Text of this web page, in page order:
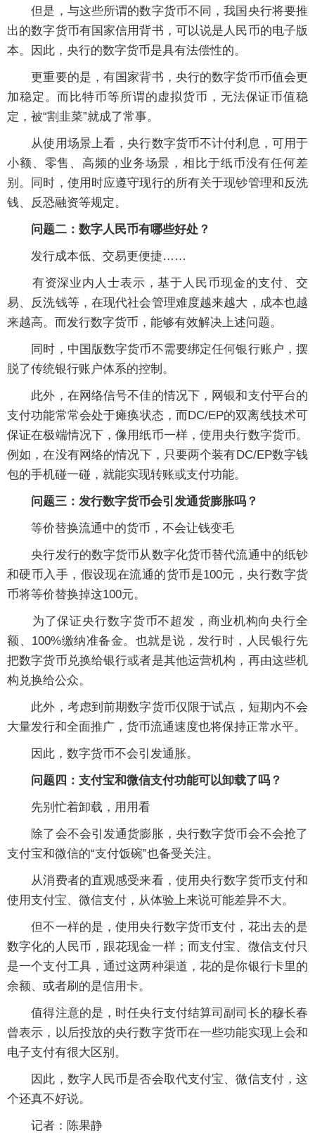
但是，与这些所谓的数字货币不同，我国央行将要推
出的数字货币有国家信用背书，可以说是人民币的电子版
本。因此，央行的数字货币是具有法偿性的。
更重要的是，有国家背书，央行的数字货币币值会更
加稳定。而比特币等所谓的虚拟货币，无法保证币值稳
定，被“割韭菜”就成了常事。
从使用场景上看，央行数字货币不计付利息，可用于
小额、零售、高频的业务场景，相比于纸币没有任何差
别。同时，使用时应遵守现行的所有关于现钞管理和反洗
钱、反恐融资等规定。
问题二：数字人民币有哪些好处？
发行成本低、交易更便捷……
有资深业内人士表示，基于人民币现金的支付、交
易、反洗钱等，在现代社会管理难度越来越大，成本也越
来越高。而发行数字货币，能够有效解决上述问题。
同时，中国版数字货币不需要绑定任何银行账户，摆
脱了传统银行账户体系的控制。
此外，在网络信号不佳的情况下，网银和支付平台的
支付功能常常会处于瘫痪状态，而DC/EP的双离线技术可
保证在极端情况下，像用纸币一样，使用央行数字货币。
例如，在没有网络的情况下，只要两个装有DC/EP数字钱
包的手机碰一碰，就能实现转账或支付功能。
问题三：发行数字货币会引发通货膨胀吗？
等价替换流通中的货币，不会让钱变毛
央行发行的数字货币从数字化货币替代流通中的纸钞
和硬币入手，假设现在流通的货币是100元，央行数字货
币将等价替换掉这100元。
为了保证央行数字货币不超发，商业机构向央行全
额、100%缴纳准备金。也就是说，发行时，人民银行先
把数字货币兑换给银行或者是其他运营机构，再由这些机
构兑换给公众。
此外，考虑到前期数字货币仅限于试点，短期内不会
大量发行和全面推广，货币流通速度也将保持正常水平。
因此，数字货币不会引发通胀。
问题四：支付宝和微信支付功能可以卸载了吗？
先别忙着卸载，用用看
除了会不会引发通货膨胀，央行数字货币会不会抢了
支付宝和微信的“支付饭碗”也备受关注。
从消费者的直观感受来看，使用央行数字货币支付和
使用支付宝、微信支付，从体验上来说可能差异不大。
但不一样的是，使用央行数字货币支付，花出去的是
数字化的人民币，跟花现金一样；而支付宝、微信支付只
是一个支付工具，通过这两种渠道，花的是你银行卡里的
余额、或者刷的是信用卡。
值得注意的是，时任央行支付结算司副司长的穆长春
曾表示，以后投放的央行数字货币在一些功能实现上会和
电子支付有很大区别。
因此，数字人民币是否会取代支付宝、微信支付，这
个还真不好说。
记者：陈果静